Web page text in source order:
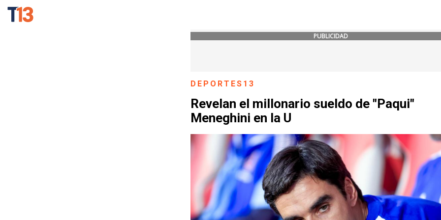
PUBLICIDAD
DEPORTES13
Revelan el millonario sueldo de "Paqui"
Meneghini en la U